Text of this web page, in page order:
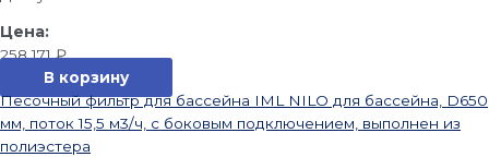
258 171₽
В корзину
Песочный фильтр для бассейна IML NILO для бассейна, D650
мм, поток 15,5 м3/ч, с боковым подключением, выполнен из
полиэстера